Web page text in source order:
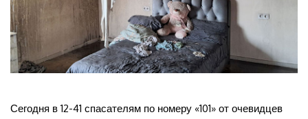
Сегодня в 12-41 спасателям по номеру «101» от очевидцев